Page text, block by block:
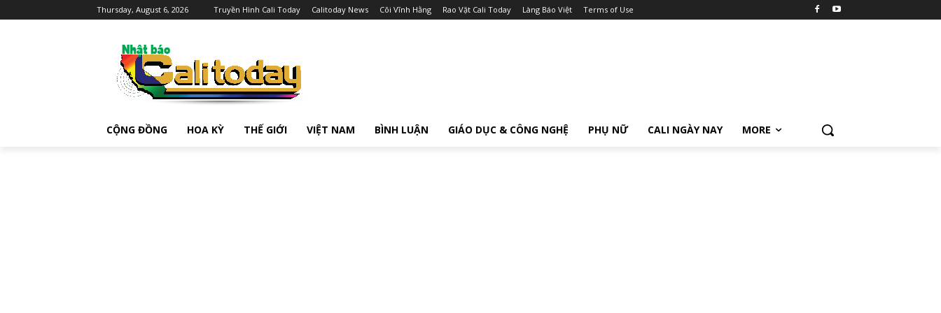
Thursday, August 6, 2026 Truyền Hình Cali Today Calitoday News Cõi Vĩnh Hằng Rao Vặt Cali Today Làng Báo Việt Terms of Use
CỘNG ĐỒNG HOA KỲ THẾ GIỚI VIỆT NAM BÌNH LUẬN GIÁO DỤC & CÔNG NGHỆ PHỤ NỮ CALI NGÀY NAY MORE